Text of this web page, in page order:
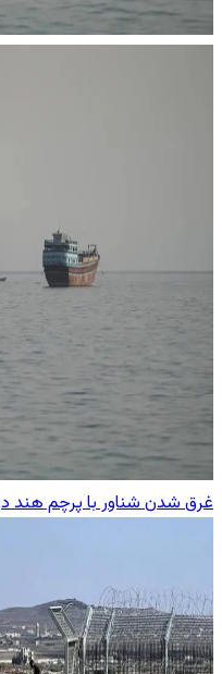
غرق شدن شناور با پرچم هند